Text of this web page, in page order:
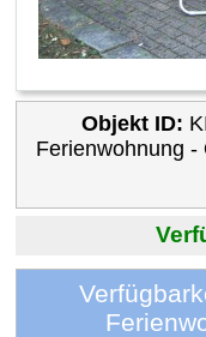
Objekt ID:
Ferienwohnung -